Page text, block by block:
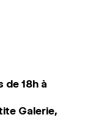
18h à
Galerie,